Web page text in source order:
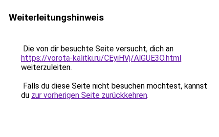
Weiterleitungshinweis
Die von dir besuchte Seite versucht, dich an
https://vorota-kalitki.ru/CEyiHVj/AlGUE3O.html
weiterzuleiten.
Falls du diese Seite nicht besuchen möchtest, kannst
du zur vorherigen Seite zurückkehren.